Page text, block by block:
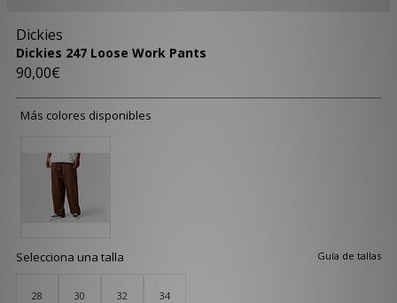
Dickies
Dickies 247 Loose Work Pants
90,00€
Más colores disponibles
Guía de tallas
Selecciona una talla
28 30 32 34